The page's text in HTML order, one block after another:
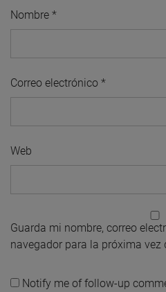
Nombre *
Correo electrónico *
Web
Guarda mi nombre, correo
navegador para la próxima vez
Notify me of follow-up